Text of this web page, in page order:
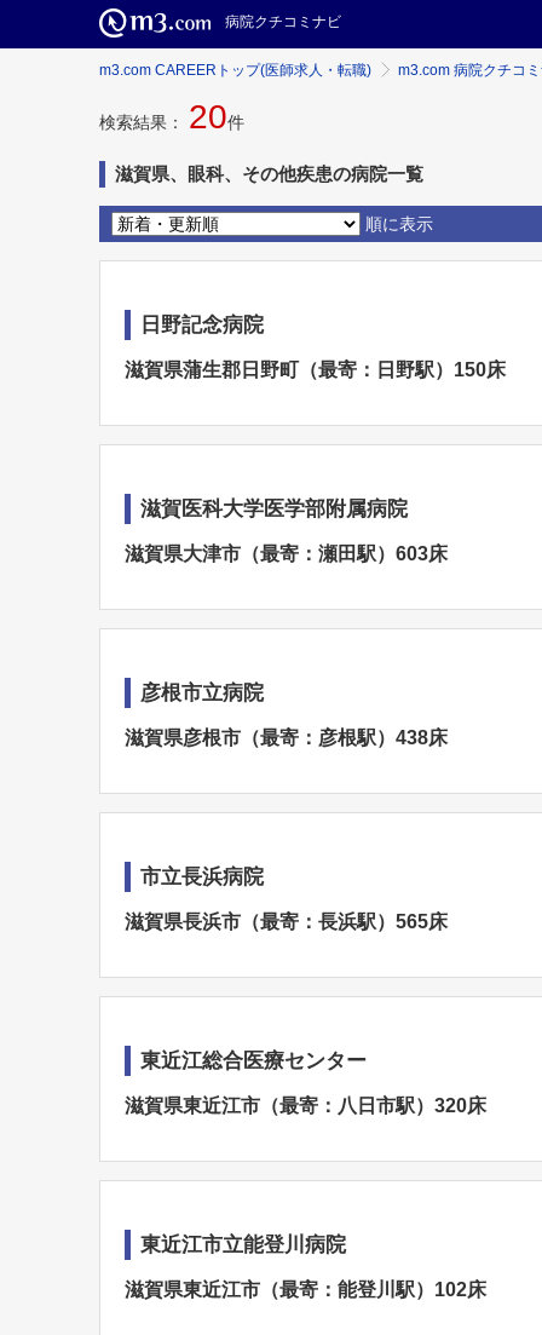
病院クチコミナビ
m3.com CAREERトップ(医師求人・転職) m3.com 病院クチコ
検索結果： 20件
滋賀県、眼科、その他疾患の病院一覧
順に表示
日野記念病院
滋賀県蒲生郡日野町（最寄：日野駅）150床
滋賀医科大学医学部附属病院
滋賀県大津市（最寄：瀬田駅）603床
彦根市立病院
滋賀県彦根市（最寄：彦根駅）438床
市立長浜病院
滋賀県長浜市（最寄：長浜駅）565床
東近江総合医療センター
滋賀県東近江市（最寄：八日市駅）320床
東近江市立能登川病院
滋賀県東近江市（最寄：能登川駅）102床